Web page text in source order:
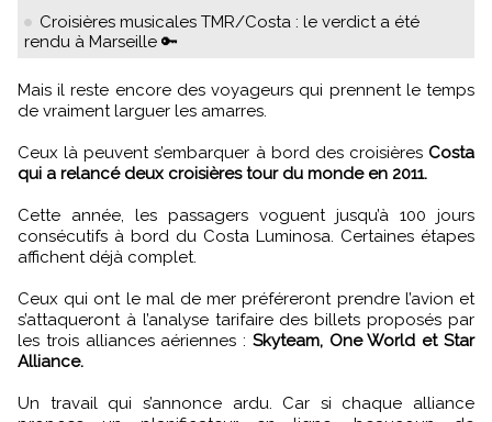
Croisières musicales TMR/Costa : le verdict a été
rendu à Marseille 🔑
Mais il reste encore des voyageurs qui prennent le temps
de vraiment larguer les amarres.
Ceux là peuvent s’embarquer à bord des croisières Costa
qui a relancé deux croisières tour du monde en 2011.
Cette année, les passagers voguent jusqu’à 100 jours
consécutifs à bord du Costa Luminosa. Certaines étapes
affichent déjà complet.
Ceux qui ont le mal de mer préféreront prendre l’avion et
s’attaqueront à l’analyse tarifaire des billets proposés par
les trois alliances aériennes : Skyteam, One World et Star
Alliance.
Un travail qui s’annonce ardu. Car si chaque alliance